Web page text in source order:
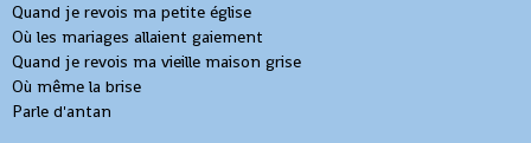
Quand je revois ma petite église
Où les mariages allaient gaiement
Quand je revois ma vieille maison grise
Où même la brise
Parle d'antan